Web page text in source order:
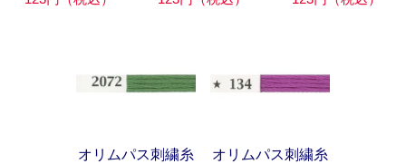
オリムパス刺繍糸
オリムパス刺繍糸